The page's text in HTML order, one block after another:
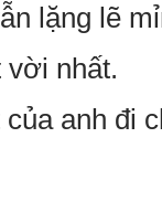
lặng lẽ
nhất.
anh đi